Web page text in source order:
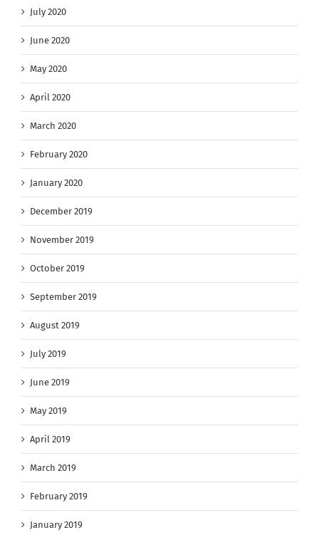
July 2020
June 2020
May 2020
April 2020
March 2020
February 2020
January 2020
December 2019
November 2019
October 2019
September 2019
August 2019
July 2019
June 2019
May 2019
April 2019
March 2019
February 2019
January 2019